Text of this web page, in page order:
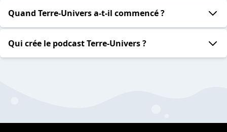
Quand Terre-Univers a-t-il commencé ?
Qui crée le podcast Terre-Univers ?